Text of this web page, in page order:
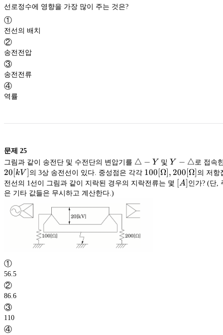
선로정수에 영향을 가장 많이 주는 것은?
①
전선의 배치
②
송전전압
③
송전전류
④
역률
문제 25
그림과 같이 송전단 및 수전단의 변압기를 \bigtriangleup-
Y
△ − Y 및 Y-
Y − △ 로 접속
20 [kV ] 의 3상 송전선이 있다. 중성점은 각각 100[Ω],
200 [Ω]
100 [Ω], 200 [Ω] 의 저항
전선의 1선이 그림과 같이 지락된 경우의 지락전류는 몇 [A]
[A] 인가? (단,
은 기타 값들은 무시하고 계산한다.)
①
56.5
②
86.6
③
110
④